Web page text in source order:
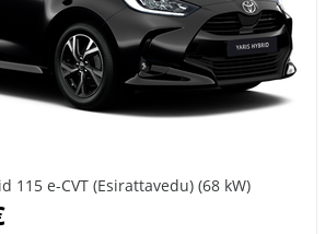
115 e-CVT (Esirattavedu) (68 kW)